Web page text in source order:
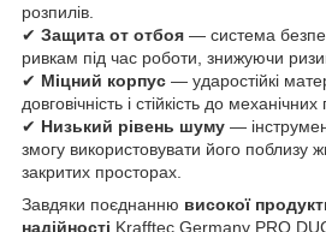
розпилів.
✔ Защита от отбоя — система
ривкам під час роботи, знижуючи
✔ Міцний корпус — ударостійкі
довговічність і стійкість до
✔ Низький рівень шуму —
змогу використовувати його поблизу
закритих просторах.
Завдяки поєднанню високої
надійності Krafftec Germany PRO